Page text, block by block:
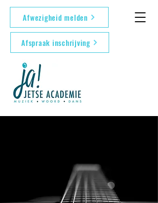
Afwezigheid melden
Afspraak inschrijving